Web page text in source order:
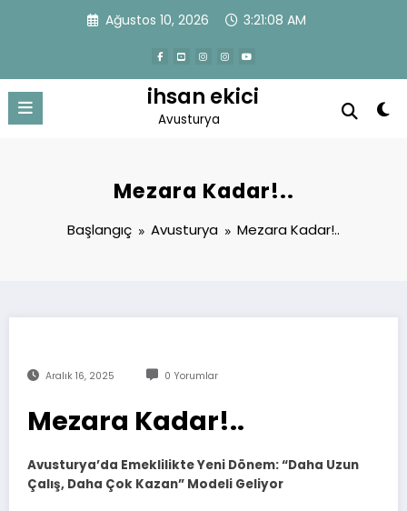
Ağustos 10, 2026 3:21:08 AM
ihsan ekici
Avusturya
Mezara Kadar!..
Başlangıç Avusturya Mezara Kadar!..
Aralık 16, 2025 0 Yorumlar
Mezara Kadar!..
Avusturya’da Emeklilikte Yeni Dönem: “Daha Uzun
Çalış, Daha Çok Kazan” Modeli Geliyor